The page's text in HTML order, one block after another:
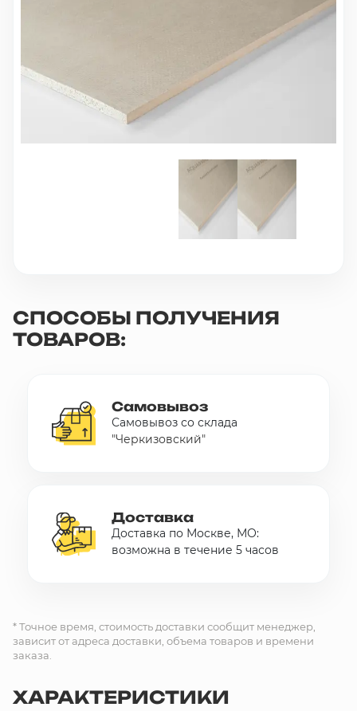
+7(495) 988-86-47
sales@stroyholding.ru
Все бренды
СПОСОБЫ ПОЛУЧЕНИЯ
ТОВАРОВ:
Самовывоз
Самовывоз со склада
"Черкизовский"
Доставка
Доставка по Москве, МО:
возможна в течение 5 часов
* Точное время, стоимость доставки сообщит менеджер,
зависит от адреса доставки, объема товаров и времени
заказа.
ХАРАКТЕРИСТИКИ